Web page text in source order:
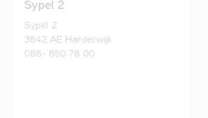
Sypel 2
Sypel 2
3842 AE Harderwijk
088- 850 78 00